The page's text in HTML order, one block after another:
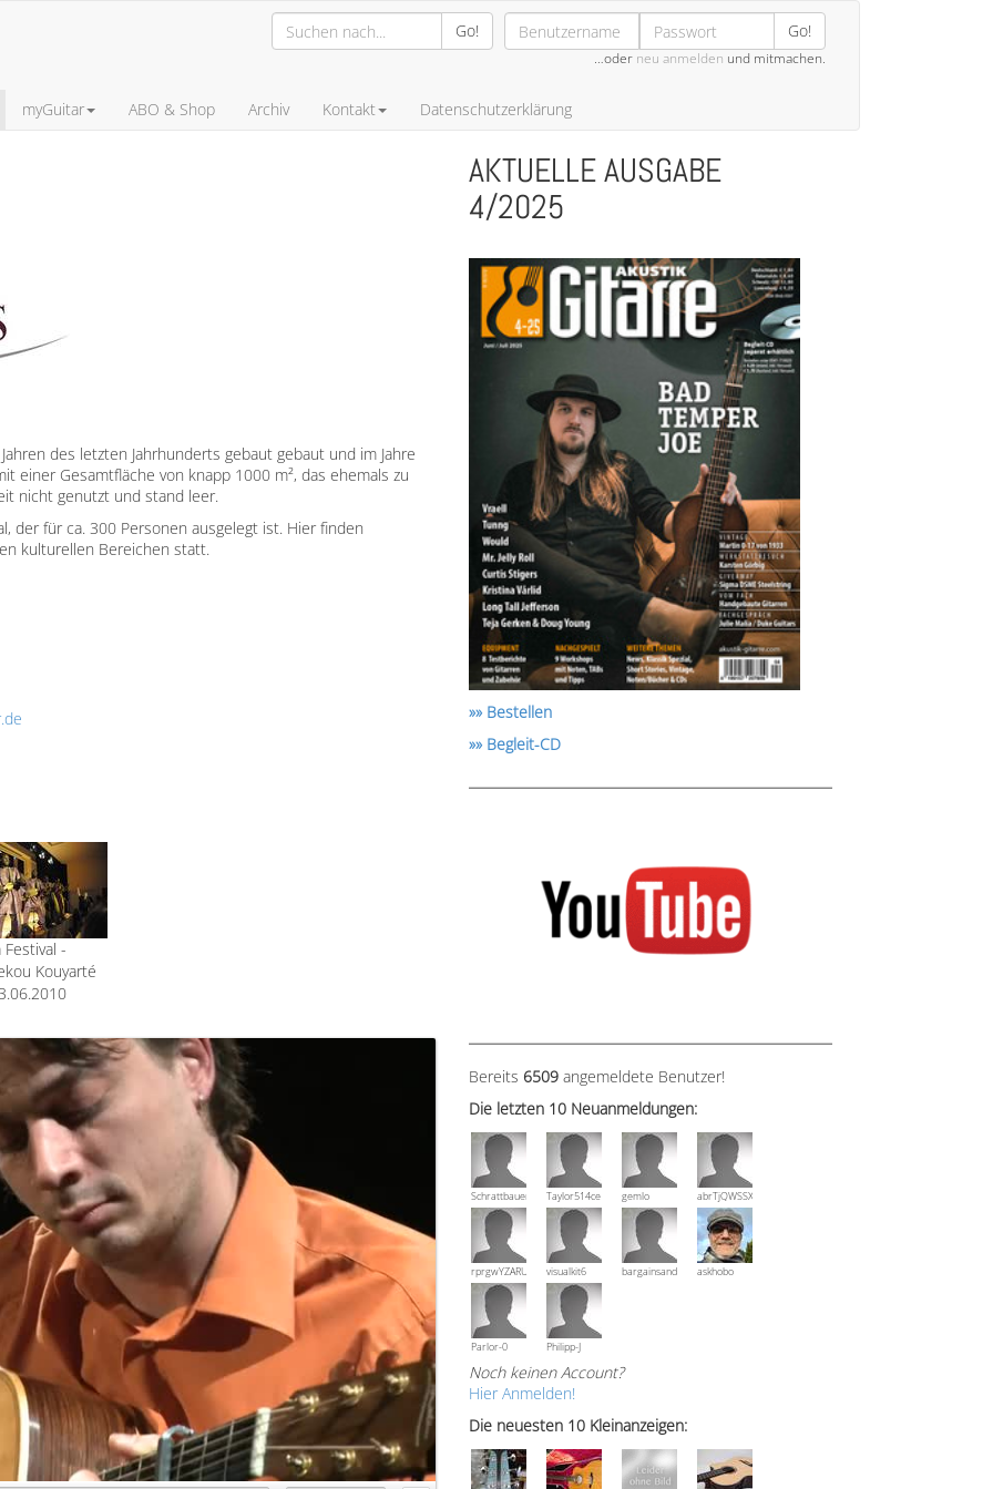
Go! Go!
…oder neu anmelden und mitmachen.
myGuitar ABO & Shop Archiv Kontakt Datenschutzerklärung
des letzten Jahrhunderts gebaut gebaut und im Jahre
einer Gesamtfläche von knapp 1000 m², das ehemals zu
nicht genutzt und stand leer.
der für ca. 300 Personen ausgelegt ist. Hier finden
kulturellen Bereichen statt.
Festival -
Kouyarté
AKTUELLE AUSGABE
4/2025
»» Bestellen
»» Begleit-CD
Bereits 6509 angemeldete Benutzer!
Die letzten 10 Neuanmeldungen:
Schrattbauer Taylor514ce gemlo abrTjQWSSXuVznPolE
rprgwYZARUTZQyCWESpD
visualkit6 bargainsandmoreaskhobo
Parlor-0 Philipp-J
Noch keinen Account?
Hier Anmelden!
Die neuesten 10 Kleinanzeigen: